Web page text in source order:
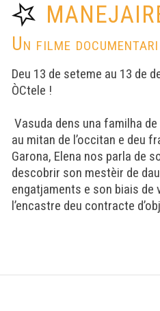
Un filme
Deu 13 de seteme au 13 de
ÒCtele !
Vasuda dens una familha
au mitan de l’occitan e deu
Garona, Elena nos parla de
descobrir son mestèir de
engatjaments e son biais de
l’encastre deu contracte